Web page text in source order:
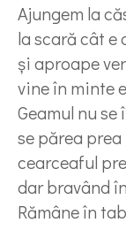
Ajungem la
la scară cât e
și aproape
vine în minte
Geamul nu
se părea
cearceaful
dar bravând
Rămâne în